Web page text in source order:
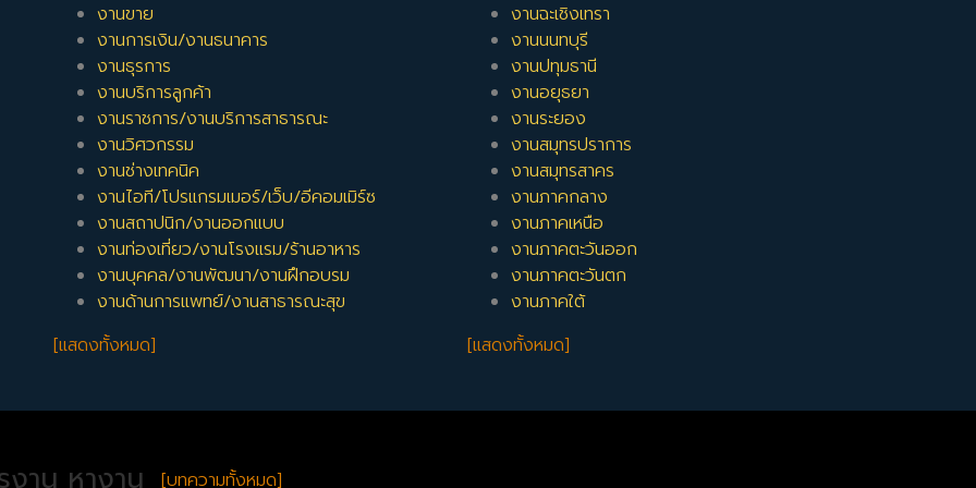
งานขาย
งานการเงิน/งานธนาคาร
งานธุรการ
งานบริการลูกค้า
งานราชการ/งานบริการสาธารณะ
งานวิศวกรรม
งานช่างเทคนิค
งานไอที/โปรแกรมเมอร์/เว็บ/อีคอมเมิร์ซ
งานสถาปนิก/งานออกแบบ
งานท่องเที่ยว/งานโรงแรม/ร้านอาหาร
งานบุคคล/งานพัฒนา/งานฝึกอบรม
งานด้านการแพทย์/งานสาธารณะสุข
[แสดงทั้งหมด]
งานฉะเชิงเทรา
งานนนทบุรี
งานปทุมธานี
งานอยุธยา
งานระยอง
งานสมุทรปราการ
งานสมุทรสาคร
งานภาคกลาง
งานภาคเหนือ
งานภาคตะวันออก
งานภาคตะวันตก
งานภาคใต้
[แสดงทั้งหมด]
าน หางาน [บทความทั้งหมด]